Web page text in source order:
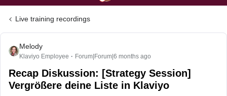
Live training recordings
Melody
Klaviyo Employee Forum|Forum|6 months ago
Recap Diskussion: [Strategy Session]
Vergrößere deine Liste in Klaviyo